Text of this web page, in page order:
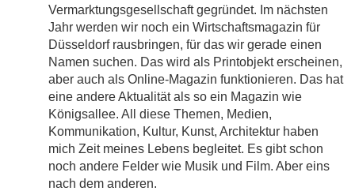
Vermarktungsgesellschaft gegründet. Im nächsten
Jahr werden wir noch ein Wirtschaftsmagazin für
Düsseldorf rausbringen, für das wir gerade einen
Namen suchen. Das wird als Printobjekt erscheinen,
aber auch als Online-Magazin funktionieren. Das hat
eine andere Aktualität als so ein Magazin wie
Königsallee. All diese Themen, Medien,
Kommunikation, Kultur, Kunst, Architektur haben
mich Zeit meines Lebens begleitet. Es gibt schon
noch andere Felder wie Musik und Film. Aber eins
nach dem anderen.